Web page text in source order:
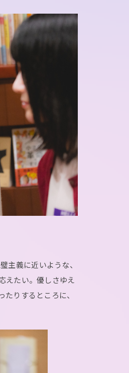
主義に近いような、
えたい。優しさゆえ
りするところに、